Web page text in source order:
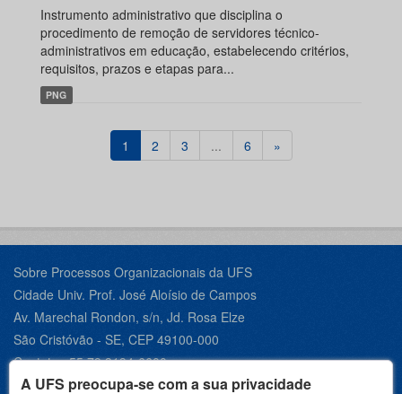
A UFS preocupa-se com a sua privacidade
Instrumento administrativo que disciplina o
procedimento de remoção de servidores técnico-
administrativos em educação, estabelecendo critérios,
requisitos, prazos e etapas para...
PNG
1 2 3 ... 6 »
Sobre Processos Organizacionais da UFS
Cidade Univ. Prof. José Aloísio de Campos
Av. Marechal Rondon, s/n, Jd. Rosa Elze
São Cristóvão - SE, CEP 49100-000
Contato +55 79 3194-6600